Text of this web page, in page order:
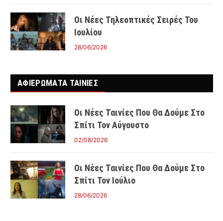
Οι Νέες Τηλεοπτικές Σειρές Του
Ιουλίου
28/06/2026
ΑΦΙΕΡΩΜΑΤΑ ΤΑΙΝΊΕΣ
Οι Νέες Ταινίες Που Θα Δούμε Στο
Σπίτι Τον Αύγουστο
02/08/2026
Οι Νέες Ταινίες Που Θα Δούμε Στο
Σπίτι Τον Ιούλιο
28/06/2026